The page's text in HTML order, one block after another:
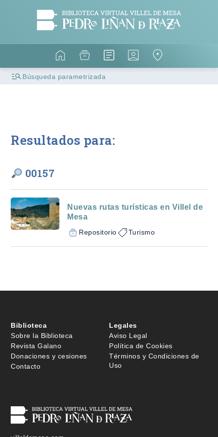
Búsqueda parametrizada
Resultados para:
00157
Nuevas rutas turísticas en Villel de
Mesa
Repositorio Turismo
Biblioteca
Sobre la Biblioteca
Revista Galano
Donaciones y cesiones
Contacto
Legales
Aviso Legal
Política de Cookies
Términos y Condiciones de
Uso